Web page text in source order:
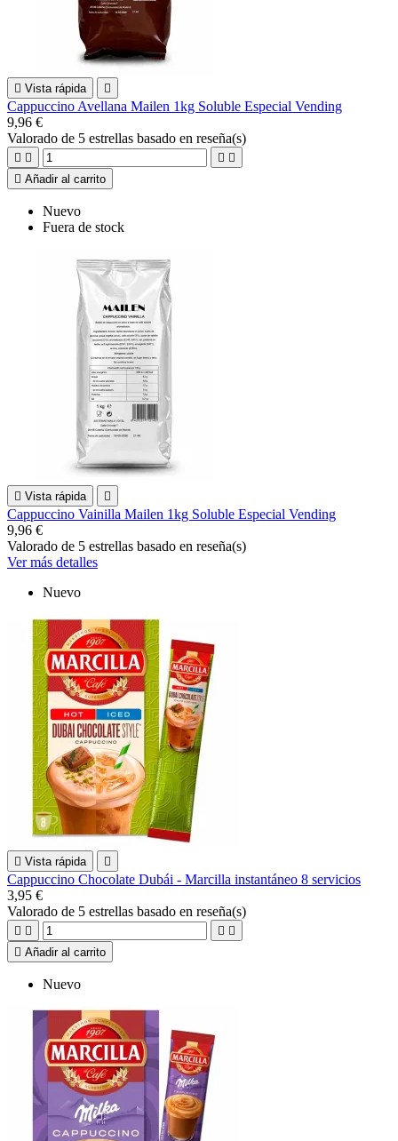
 Vista rápida 
Cappuccino Avellana Mailen 1kg Soluble Especial Vending
9,96 €
Valorado de 5 estrellas basado en reseña(s)
   
 Añadir al carrito
Nuevo
Fuera de stock
 Vista rápida 
Cappuccino Vainilla Mailen 1kg Soluble Especial Vending
9,96 €
Valorado de 5 estrellas basado en reseña(s)
Ver más detalles
Nuevo
 Vista rápida 
Cappuccino Chocolate Dubái - Marcilla instantáneo 8 servicios
3,95 €
Valorado de 5 estrellas basado en reseña(s)
   
 Añadir al carrito
Nuevo